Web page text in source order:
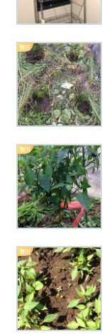
園芸
園芸
園芸